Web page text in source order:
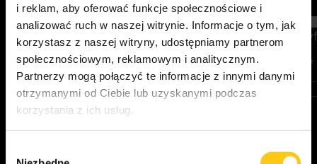
i reklam, aby oferować funkcje społecznościowe i
analizować ruch w naszej witrynie. Informacje o tym, jak
korzystasz z naszej witryny, udostępniamy partnerom
społecznościowym, reklamowym i analitycznym.
Partnerzy mogą połączyć te informacje z innymi danymi
otrzymanymi od Ciebie lub uzyskanymi podczas
korzystania z ich usług.
„Cyfrowa edukacja” – szkolenie w ramach programu
Szkolenie „Cyfrowa edukacja” pokazuje, jak sprawić, by
– również tych z niepełnosprawnością wzrokową. To praktyczna